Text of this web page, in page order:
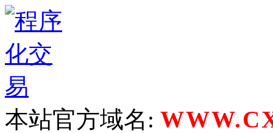
本站官方域名: